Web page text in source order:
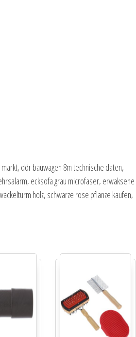
ddr bauwagen 8m technische daten,
ecksofa grau microfaser, erwaksene
holz, schwarze rose pflanze kaufen,